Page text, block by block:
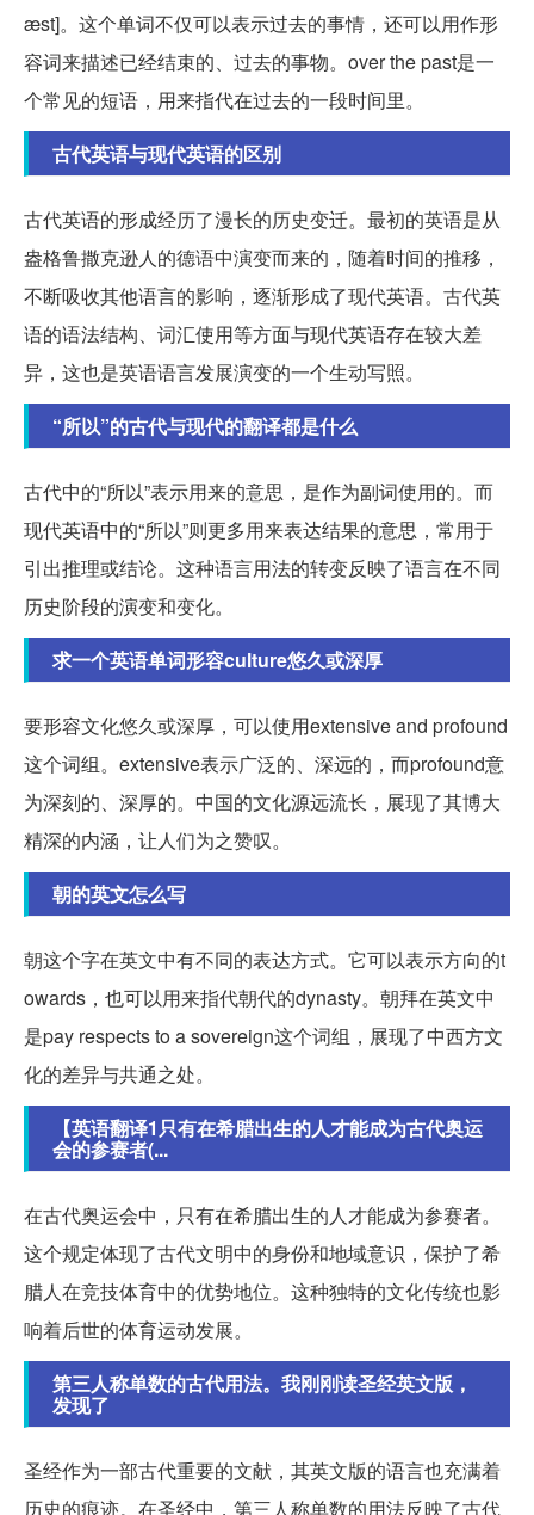
æst]。这个单词不仅可以表示过去的事情，还可以用作形
容词来描述已经结束的、过去的事物。over the past是一
个常见的短语，用来指代在过去的一段时间里。
古代英语与现代英语的区别
古代英语的形成经历了漫长的历史变迁。最初的英语是从
盎格鲁撒克逊人的德语中演变而来的，随着时间的推移，
不断吸收其他语言的影响，逐渐形成了现代英语。古代英
语的语法结构、词汇使用等方面与现代英语存在较大差
异，这也是英语语言发展演变的一个生动写照。
“所以”的古代与现代的翻译都是什么
古代中的“所以”表示用来的意思，是作为副词使用的。而
现代英语中的“所以”则更多用来表达结果的意思，常用于
引出推理或结论。这种语言用法的转变反映了语言在不同
历史阶段的演变和变化。
求一个英语单词形容culture悠久或深厚
要形容文化悠久或深厚，可以使用extensive and profound
这个词组。extensive表示广泛的、深远的，而profound意
为深刻的、深厚的。中国的文化源远流长，展现了其博大
精深的内涵，让人们为之赞叹。
朝的英文怎么写
朝这个字在英文中有不同的表达方式。它可以表示方向的t
owards，也可以用来指代朝代的dynasty。朝拜在英文中
是pay respects to a sovereign这个词组，展现了中西方文
化的差异与共通之处。
【英语翻译1只有在希腊出生的人才能成为古代奥运
会的参赛者(...
在古代奥运会中，只有在希腊出生的人才能成为参赛者。
这个规定体现了古代文明中的身份和地域意识，保护了希
腊人在竞技体育中的优势地位。这种独特的文化传统也影
响着后世的体育运动发展。
第三人称单数的古代用法。我刚刚读圣经英文版，
发现了
圣经作为一部古代重要的文献，其英文版的语言也充满着
历史的痕迹。在圣经中，第三人称单数的用法反映了古代